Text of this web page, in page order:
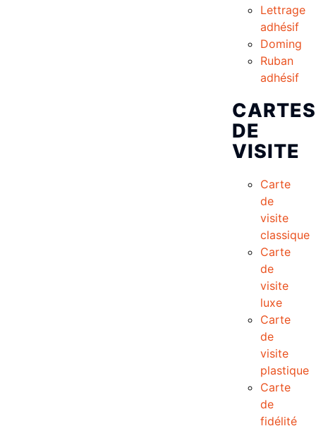
Lettrage
adhésif
Doming
Ruban
adhésif
CARTES
DE
VISITE
Carte
de
visite
classique
Carte
de
visite
luxe
Carte
de
visite
plastique
Carte
de
fidélité